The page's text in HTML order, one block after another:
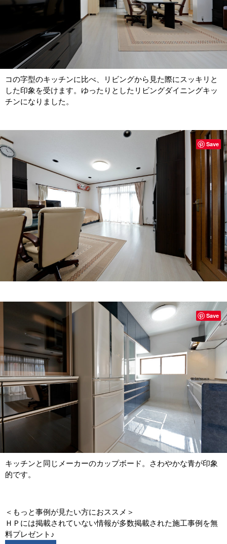
コの字型のキッチンに比べ、リビングから見た際にスッキリと
した印象を受けます。ゆったりとしたリビングダイニングキッ
チンになりました。
Save
キッチンと同じメーカーのカップボード。さわやかな青が印象
的です。
＜もっと事例が見たい方におススメ＞
ＨＰには掲載されていない情報が多数掲載された施工事例を無
料プレゼント♪
Save